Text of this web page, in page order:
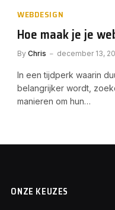
WEBDESIGN
Hoe maak je je
By Chris december 13,
In een tijdperk waarin
belangrijker wordt,
manieren om hun…
ONZE KEUZES